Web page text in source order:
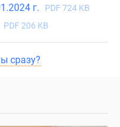
г. PDF 724 KB
PDF 206 KB
сразу?